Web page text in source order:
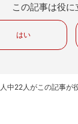
この記事は役に
はい
中22人がこの記事が